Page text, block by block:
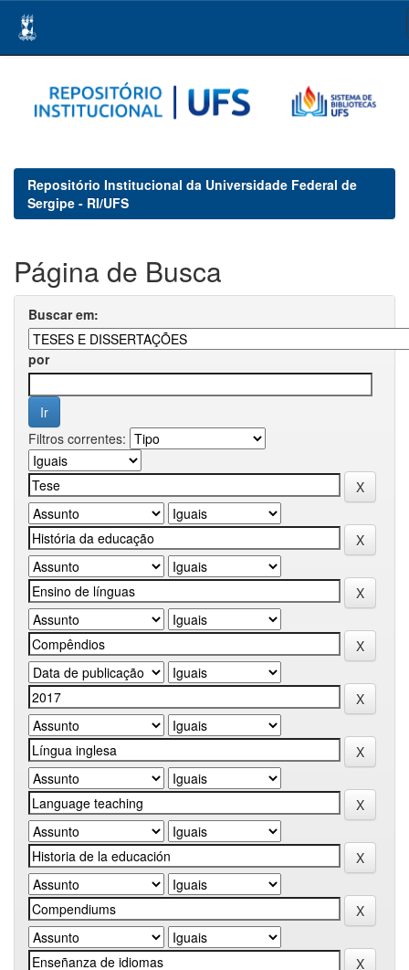
navigation
Repositório Institucional da Universidade Federal de
Sergipe - RI/UFS
Página de Busca
Buscar em:
por
Filtros correntes: